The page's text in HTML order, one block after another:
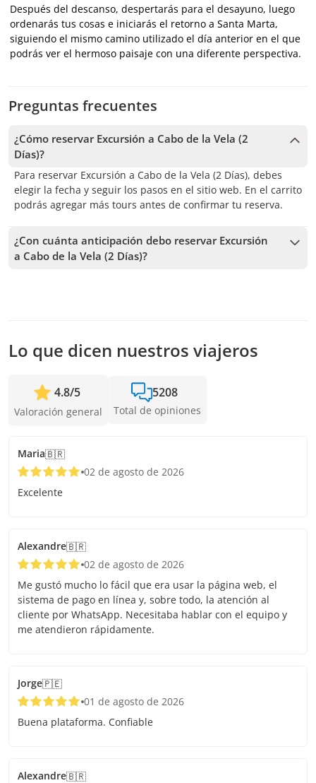
Después del descanso, despertarás para el desayuno, luego
ordenarás tus cosas e iniciarás el retorno a Santa Marta,
siguiendo el mismo camino utilizado el día anterior en el que
podrás ver el hermoso paisaje con una diferente perspectiva.
Preguntas frecuentes
¿Cómo reservar Excursión a Cabo de la Vela (2
Días)?
Para reservar Excursión a Cabo de la Vela (2 Días), debes
elegir la fecha y seguir los pasos en el sitio web. En el carrito
podrás agregar más tours antes de confirmar tu reserva.
¿Con cuánta anticipación debo reservar Excursión
a Cabo de la Vela (2 Días)?
Lo que dicen nuestros viajeros
4.8/5
Valoración general
5208
Total de opiniones
Maria🇧🇷
02 de agosto de 2026
Excelente
Alexandre🇧🇷
02 de agosto de 2026
Me gustó mucho lo fácil que era usar la página web, el
sistema de pago en línea y, sobre todo, la atención al
cliente por WhatsApp. Necesitaba hablar con el equipo y
me atendieron rápidamente.
Jorge🇵🇪
01 de agosto de 2026
Buena plataforma. Confiable
Alexandre🇧🇷